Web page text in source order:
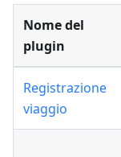
Nome del
plugin
Registrazione
viaggio